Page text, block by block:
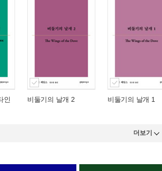
인 비둘기의 날개 2 비둘기의 날개 1
더보기